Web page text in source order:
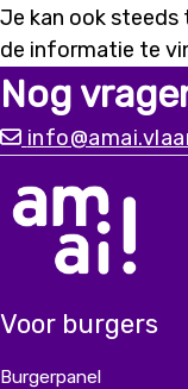
Je kan ook steeds
de informatie te
Nog
Voor burgers
Burgerpanel